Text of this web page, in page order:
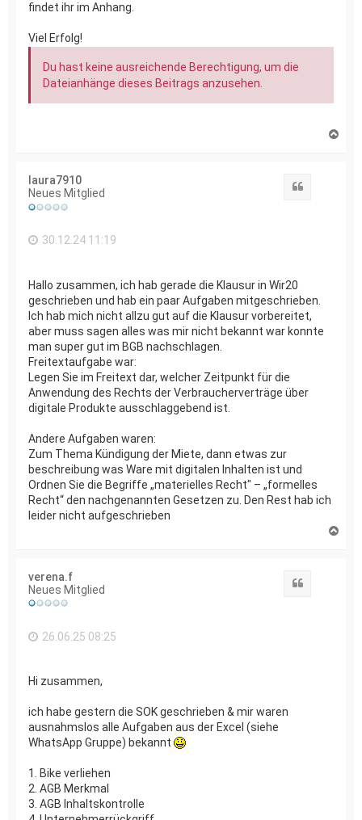
findet ihr im Anhang.
Viel Erfolg!
Du hast keine ausreichende Berechtigung, um die
Dateianhänge dieses Beitrags anzusehen.
laura7910
Neues Mitglied
30.12.24 11:19
Hallo zusammen, ich hab gerade die Klausur in Wir20
geschrieben und hab ein paar Aufgaben mitgeschrieben.
Ich hab mich nicht allzu gut auf die Klausur vorbereitet,
aber muss sagen alles was mir nicht bekannt war konnte
man super gut im BGB nachschlagen.
Freitextaufgabe war:
Legen Sie im Freitext dar, welcher Zeitpunkt für die
Anwendung des Rechts der Verbraucherverträge über
digitale Produkte ausschlaggebend ist.
Andere Aufgaben waren:
Zum Thema Kündigung der Miete, dann etwas zur
beschreibung was Ware mit digitalen Inhalten ist und
Ordnen Sie die Begriffe „materielles Recht" – „formelles
Recht“ den nachgenannten Gesetzen zu. Den Rest hab ich
leider nicht aufgeschrieben
verena.f
Neues Mitglied
26.06.25 08:25
Hi zusammen,
ich habe gestern die SOK geschrieben & mir waren
ausnahmslos alle Aufgaben aus der Excel (siehe
WhatsApp Gruppe) bekannt
1. Bike verliehen
2. AGB Merkmal
3. AGB Inhaltskontrolle